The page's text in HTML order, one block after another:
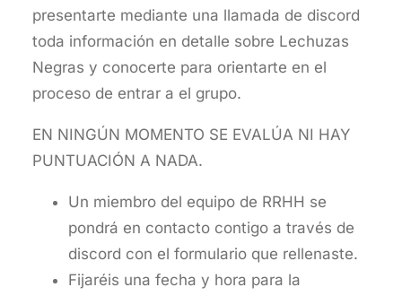
presentarte mediante una llamada de discord
toda información en detalle sobre Lechuzas
Negras y conocerte para orientarte en el
proceso de entrar a el grupo.
EN NINGÚN MOMENTO SE EVALÚA NI HAY
PUNTUACIÓN A NADA.
Un miembro del equipo de RRHH se
pondrá en contacto contigo a través de
discord con el formulario que rellenaste.
Fijaréis una fecha y hora para la